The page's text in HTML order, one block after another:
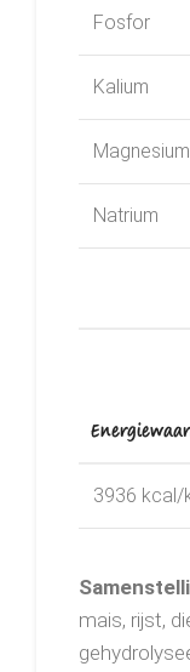
Fosfor
Kalium
Magnesium
Natrium
3936 kcal/
mais, rijst,